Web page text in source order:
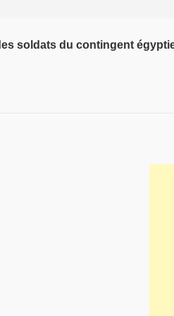
soldats du contingent